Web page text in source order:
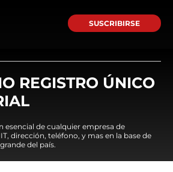
SUSCRIBIRSE
REGISTRO ÚNICO
esencial de cualquier empresa de
dirección, teléfono, y mas en la base de
del país.